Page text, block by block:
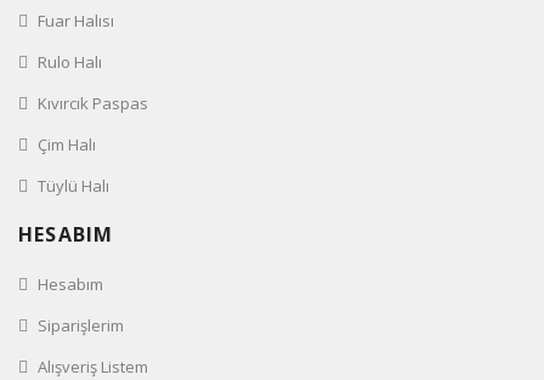
Fuar Halısı
Rulo Halı
Kıvırcık Paspas
Çim Halı
Tüylü Halı
HESABIM
Hesabım
Siparişlerim
Alışveriş Listem